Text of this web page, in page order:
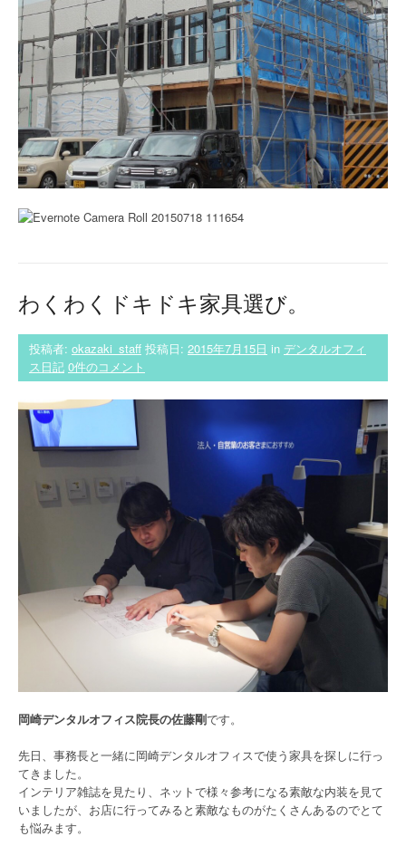
わくわくドキドキ家具選び。
投稿者: okazaki_staff 投稿日: 2015年7月15日 in デンタルオフィ
ス日記 0件のコメント
岡崎デンタルオフィス院長の佐藤剛です。
先日、事務長と一緒に岡崎デンタルオフィスで使う家具を探しに行っ
てきました。
インテリア雑誌を見たり、ネットで様々参考になる素敵な内装を見て
いましたが、お店に行ってみると素敵なものがたくさんあるのでとて
も悩みます。